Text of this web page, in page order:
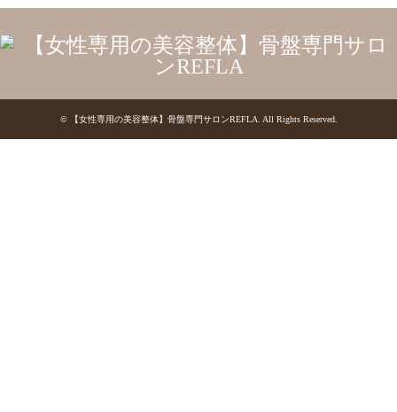
© 【女性専用の美容整体】骨盤専門サロンREFLA. All Rights Reserved.